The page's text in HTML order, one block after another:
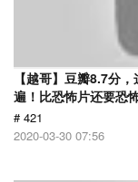
【越哥】豆瓣8.7分
遍！比恐怖片还要恐
# 421
2020-03-30 07:56